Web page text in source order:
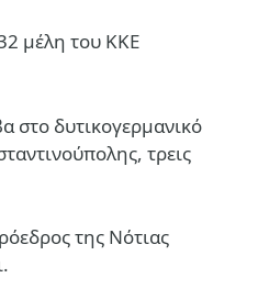
μέλη του ΚΚΕ
στο δυτικογερμανικό
τρεις
της Νότιας